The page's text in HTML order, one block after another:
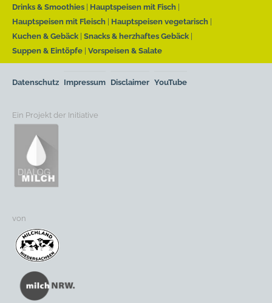
Drinks & Smoothies
Hauptspeisen mit Fisch
Hauptspeisen mit Fleisch
Hauptspeisen vegetarisch
Kuchen & Gebäck Snacks & herzhaftes Gebäck
Suppen & Eintöpfe Vorspeisen & Salate
Datenschutz Impressum Disclaimer YouTube
Ein Projekt der Initiative
von